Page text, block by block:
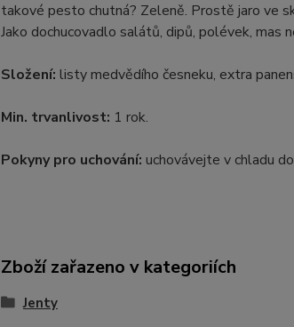
takové pesto chutná? Zeleně. Prostě jaro ve
Jako dochucovadlo salátů, dipů, polévek, mas
Složení: listy medvědího česneku, extra
Min. trvanlivost: 1 rok.
​Pokyny pro uchování: uchovávejte v chladu
Zboží zařazeno v kategoriích
Jenty